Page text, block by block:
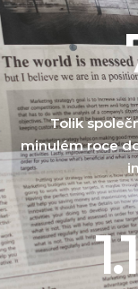
Tolik
minulém roce